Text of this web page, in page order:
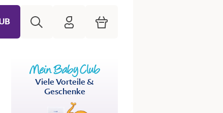
HiPP Mein Babyclub
Warenkorb
Viele Vorteile &
Geschenke